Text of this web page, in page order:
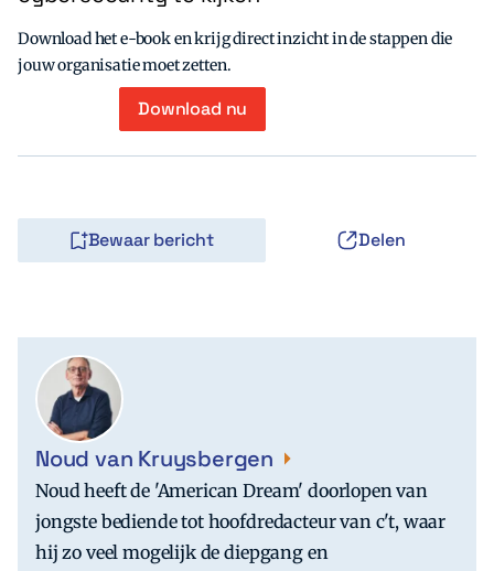
Download het e-book en krijg direct inzicht in de stappen die
jouw organisatie moet zetten.
Download nu
Bewaar bericht Delen
Noud van Kruysbergen
Noud heeft de 'American Dream' doorlopen van
jongste bediende tot hoofdredacteur van c't, waar
hij zo veel mogelijk de diepgang en